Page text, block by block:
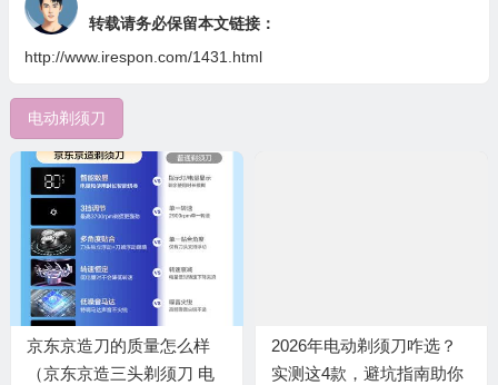
转载请务必保留本文链接：
http://www.irespon.com/1431.html
电动剃须刀
京东京造刀的质量怎么样
（京东京造三头剃须刀 电
2026年电动剃须刀咋选？
实测这4款，避坑指南助你
💰